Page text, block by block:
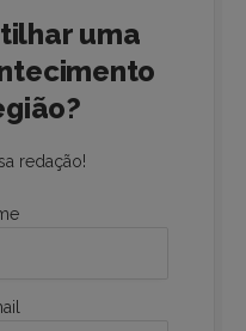
uma
redação!